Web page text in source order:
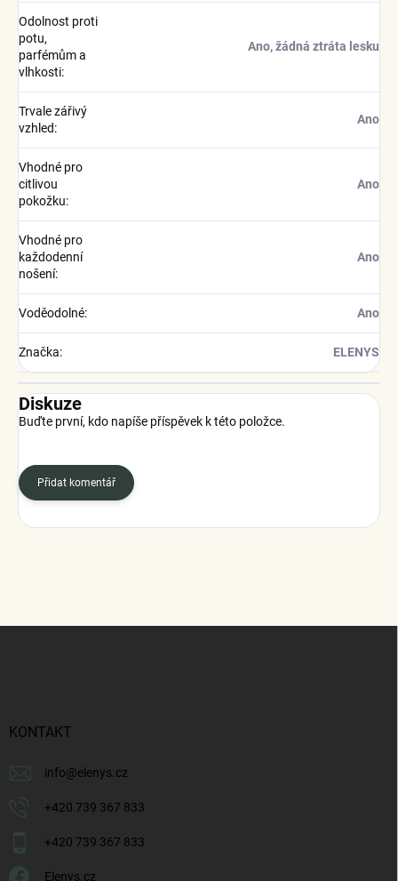
Odolnost proti
potu,
parfémům a
vlhkosti:
Ano, žádná ztráta lesku
Trvale zářivý
vzhled:
Ano
Vhodné pro
citlivou
pokožku:
Ano
Vhodné pro
každodenní
nošení:
Ano
Voděodolné: Ano
Značka: ELENYS
Diskuze
Buďte první, kdo napíše příspěvek k této položce.
Přidat komentář
KONTAKT
info@elenys.cz
+420 739 367 833
+420 739 367 833
Elenys.cz